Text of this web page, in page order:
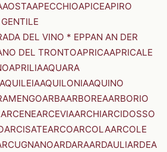
AOSTAAPECCHIOAPICEAPIRO
DEL VINO * EPPAN AN DER
DEL TRONTOAPRICAAPRICALE
APRILIAAQUARA
AQUILEIAAQUILONIAAQUINO
ARBAARBOREAARBORIO
ARCENEARCEVIAARCHIARCIDOSSO
ARCISATEARCOARCOLAARCOLE
ARDARAARDAULIARDEA